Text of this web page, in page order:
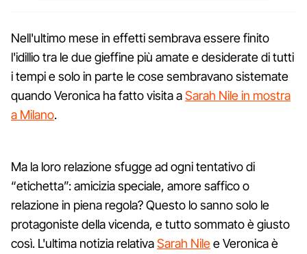
Nell'ultimo mese in effetti sembrava essere finito
l'idillio tra le due gieffine più amate e desiderate di tutti
i tempi e solo in parte le cose sembravano sistemate
quando Veronica ha fatto visita aSarah Nile in mostra
a Milano.
Ma la loro relazione sfugge ad ogni tentativo di
“etichetta”: amicizia speciale, amore saffico o
relazione in piena regola? Questo lo sanno solo le
protagoniste della vicenda, e tutto sommato è giusto
così. L'ultima notizia relativaSarah Nilee Veronica è